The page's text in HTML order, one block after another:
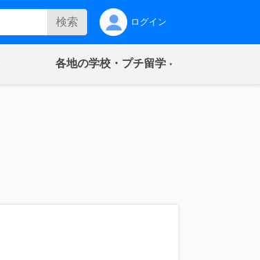
検索 ログイン
各地の学校・プチ留学(current)